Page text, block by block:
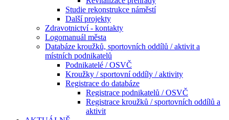
Studie rekonstrukce náměstí
Další projekty
Zdravotnictví - kontakty
Logomanuál města
Databáze kroužků, sportovních oddílů / aktivit a
místních podnikatelů
Podnikatelé / OSVČ
Kroužky / sportovní oddíly / aktivity
Registrace do databáze
Registrace podnikatelů / OSVČ
Registrace kroužků / sportovních oddílů a
aktivit